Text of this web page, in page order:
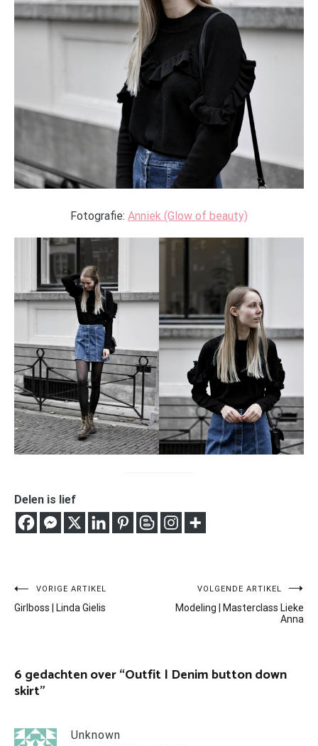
Fotografie: Anniek (Glow of beauty)
Delen is lief
Bericht
navigatie
VORIGE ARTIKEL
Girlboss | Linda Gielis
VOLGENDE ARTIKEL
Modeling | Masterclass Lieke
Anna
6 gedachten over “Outfit | Denim button down
skirt”
Unknown